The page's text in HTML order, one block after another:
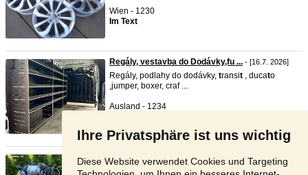
Ihre Privatsphäre ist uns wichtig
Diese Website verwendet Cookies und Targeting
Wien - 1230
Im Text
Regály, vestavba do Dodávky,fu ... - [16.7. 2026]
Regály, podlahy do dodávky, transit , ducato
,jumper, boxer, craf ...
Ausland - 1234
Motor VW T6 2.0 TDi 84kW, 110k ... - [8.6. 2026]
Ich verkaufe einen brandneuen - unmontierten